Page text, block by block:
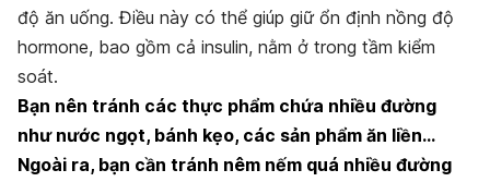
độ ăn uống. Điều này có thể giúp giữ ổn định nồng độ
hormone, bao gồm cả insulin, nằm ở trong tầm kiểm
soát.
Bạn nên tránh các thực phẩm chứa nhiều đường
như nước ngọt, bánh kẹo, các sản phẩm ăn liền…
Ngoài ra, bạn cần tránh nêm nếm quá nhiều đường